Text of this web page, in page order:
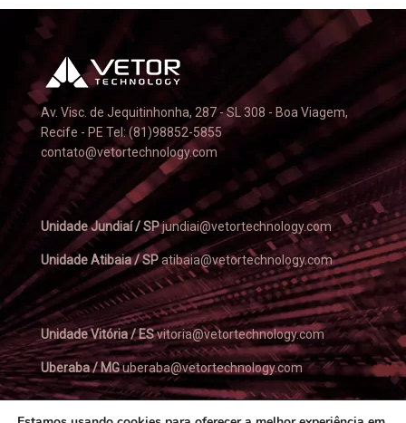
Av. Visc. de Jequitinhonha, 287 - SL 308 - Boa Viagem,
Recife - PE Tel: (81)98852-5855
contato@vetortechnology.com
Unidade Jundiaí / SPjundiai@vetortechnology.com
Unidade Atibaia / SPatibaia@vetortechnology.com
Unidade Vitória / ESvitoria@vetortechnology.com
Uberaba / MGuberaba@vetortechnology.com